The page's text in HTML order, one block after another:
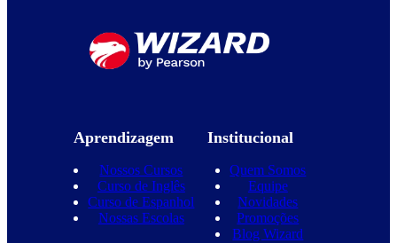
Aprendizagem
Nossos Cursos
Curso de Inglês
Curso de Espanhol
Nossas Escolas
Institucional
Quem Somos
Equipe
Novidades
Promoções
Blog Wizard